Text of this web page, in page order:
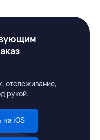
отслеживание,
рукой.
на iOS